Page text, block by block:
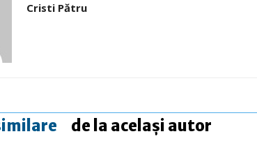
Cristi Pătru
de la același autor